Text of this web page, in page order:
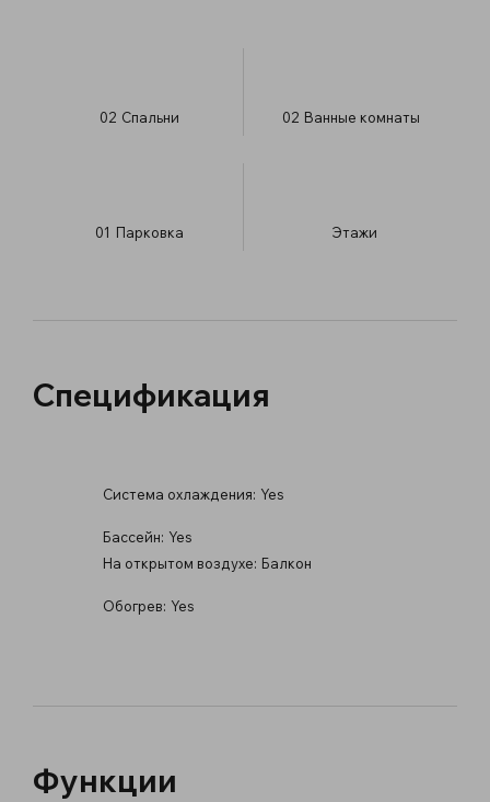
02 Спальни 02 Ванные комнаты
01 Парковка ​Этажи
Спецификация
Система охлаждения: Yes
Бассейн: Yes
На открытом воздухе: Балкон
Обогрев: Yes
Функции